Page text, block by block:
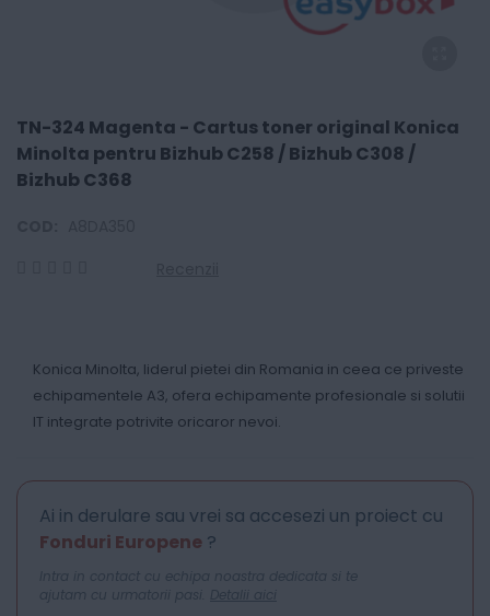
TN-324 Magenta - Cartus toner original Konica
Minolta pentru Bizhub C258 / Bizhub C308 /
Bizhub C368
Konica Minolta, liderul pietei din Romania in ceea ce priveste
echipamentele A3, ofera echipamente profesionale si solutii
IT integrate potrivite oricaror nevoi.
Ai in derulare sau vrei sa accesezi un proiect cu
Fonduri Europene ?
Intra in contact cu echipa noastra dedicata si te
ajutam cu urmatorii pasi. Detalii aici